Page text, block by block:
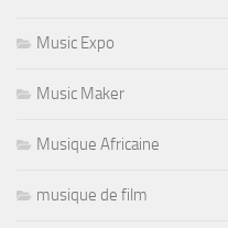
Music Expo
Music Maker
Musique Africaine
musique de film